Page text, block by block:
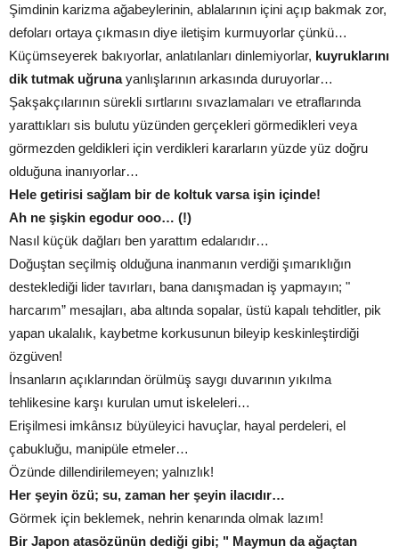
Şimdinin karizma ağabeylerinin, ablalarının içini açıp bakmak zor,
defoları ortaya çıkmasın diye iletişim kurmuyorlar çünkü…
Küçümseyerek bakıyorlar, anlatılanları dinlemiyorlar, kuyruklarını
dik tutmak uğrunayanlışlarının arkasında duruyorlar…
Şakşakçılarının sürekli sırtlarını sıvazlamaları ve etraflarında
yarattıkları sis bulutu yüzünden gerçekleri görmedikleri veya
görmezden geldikleri için verdikleri kararların yüzde yüz doğru
olduğuna inanıyorlar…
Hele getirisi sağlam bir de koltuk varsa işin içinde!
Ah ne şişkin egodur ooo… (!)
Nasıl küçük dağları ben yarattım edalarıdır…
Doğuştan seçilmiş olduğuna inanmanın verdiği şımarıklığın
desteklediği lider tavırları, bana danışmadan iş yapmayın; "
harcarım” mesajları, aba altında sopalar, üstü kapalı tehditler, pik
yapan ukalalık, kaybetme korkusunun bileyip keskinleştirdiği
özgüven!
İnsanların açıklarından örülmüş saygı duvarının yıkılma
tehlikesine karşı kurulan umut iskeleleri…
Erişilmesi imkânsız büyüleyici havuçlar, hayal perdeleri, el
çabukluğu, manipüle etmeler…
Özünde dillendirilemeyen; yalnızlık!
Her şeyin özü; su, zaman her şeyin ilacıdır…
Görmek için beklemek, nehrin kenarında olmak lazım!
Bir Japon atasözünün dediği gibi; " Maymun da ağaçtan